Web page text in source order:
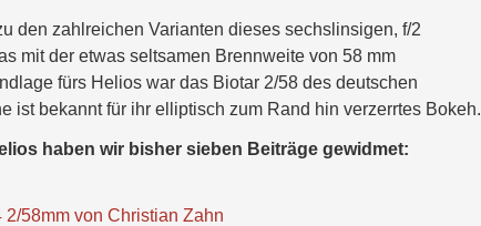
den zahlreichen Varianten dieses sechslinsigen, f/2
mit der etwas seltsamen Brennweite von 58 mm
fürs Helios war das Biotar 2/58 des deutschen
ist bekannt für ihr elliptisch zum Rand hin verzerrtes Bokeh.
haben wir bisher sieben Beiträge gewidmet:
58mm von Christian Zahn